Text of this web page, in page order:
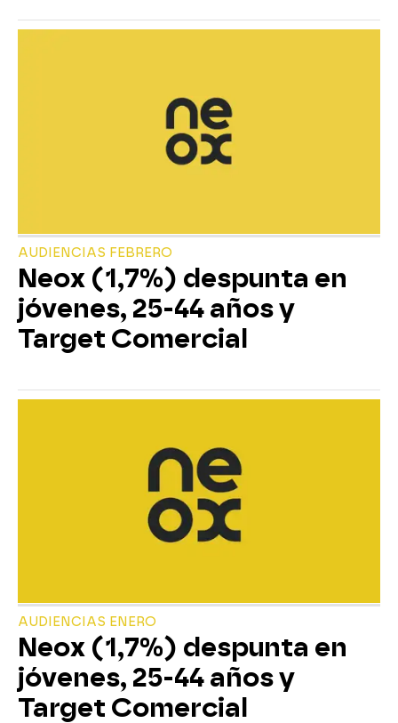
AUDIENCIAS FEBRERO
Neox (1,7%) despunta en
jóvenes, 25-44 años y
Target Comercial
AUDIENCIAS ENERO
Neox (1,7%) despunta en
jóvenes, 25-44 años y
Target Comercial